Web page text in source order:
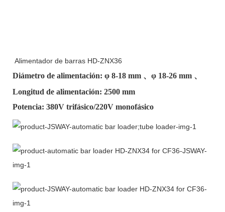
Alimentador de barras HD-ZNX36
Diámetro de alimentación: φ 8-18 mm 、φ 18-26 mm 、
Longitud de alimentación: 2500 mm
Potencia: 380V trifásico/220V monofásico